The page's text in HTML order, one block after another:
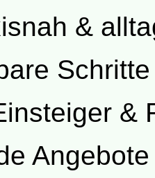
&
Schritte
&